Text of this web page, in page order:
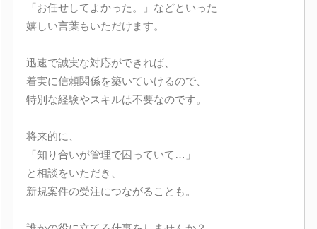
「お任せしてよかった。」などといった
嬉しい言葉もいただけます。
迅速で誠実な対応ができれば、
着実に信頼関係を築いていけるので、
特別な経験やスキルは不要なのです。
将来的に、
「知り合いが管理で困っていて…」
と相談をいただき、
新規案件の受注につながることも。